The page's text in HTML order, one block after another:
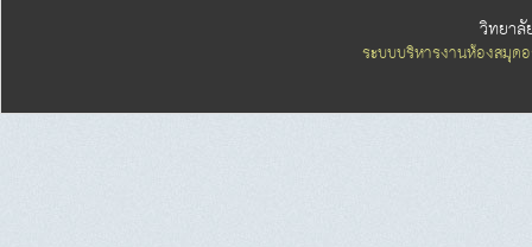
วิทยาลั
ระบบบริหารงานห้องสมุด